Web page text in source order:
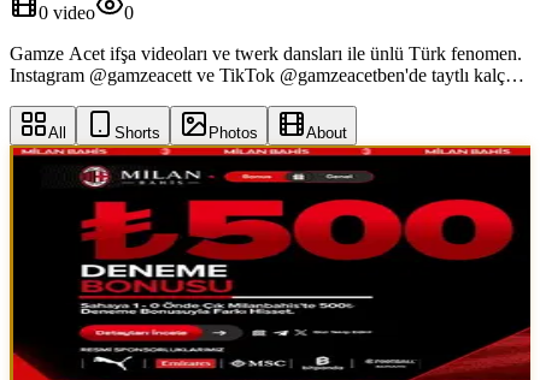
0 video
0
Gamze Acet ifşa videoları ve twerk dansları ile ünlü Türk fenomen.
Instagram @gamzeacett ve TikTok @gamzeacetben'de taytlı kalça
All Shorts Photos About